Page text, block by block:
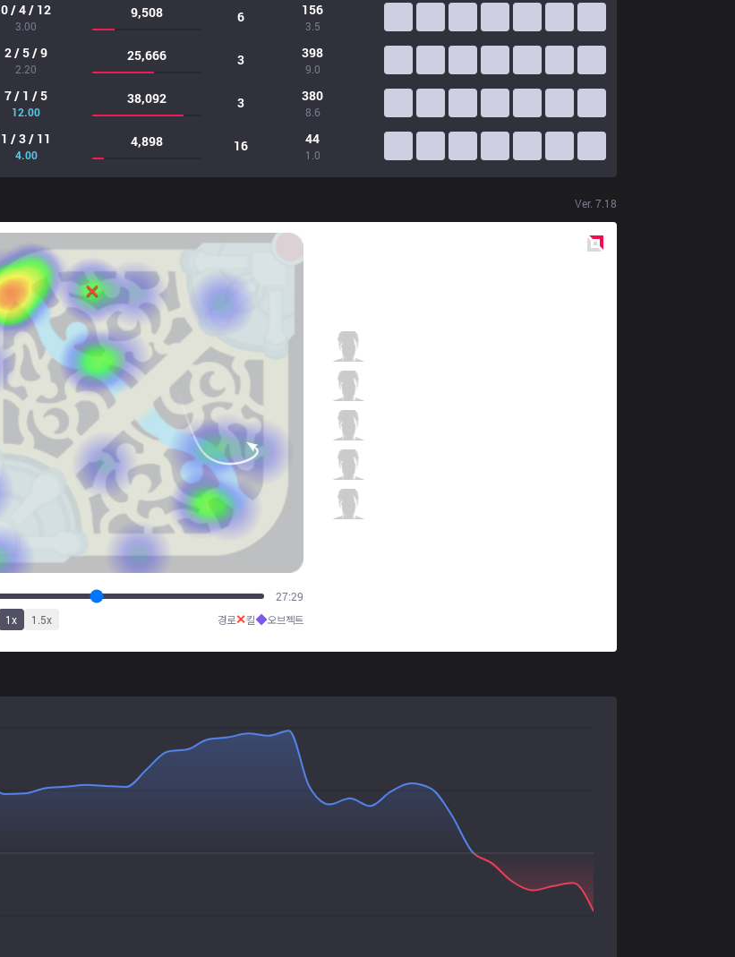
0 / 4 / 12
3.00
9,508 6 156
3.5
2 / 5 / 9
2.20
25,666 3 398
9.0
7 / 1 / 5
12.00
38,092 3 380
8.6
1 / 3 / 11
4.00
4,898 16 44
1.0
Ver. 7.18
34:09
1x 1.5x 경로✕킬◆오브젝트